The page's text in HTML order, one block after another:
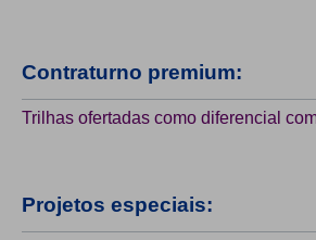
Contraturno premium:
Trilhas ofertadas como diferencial
Projetos especiais: